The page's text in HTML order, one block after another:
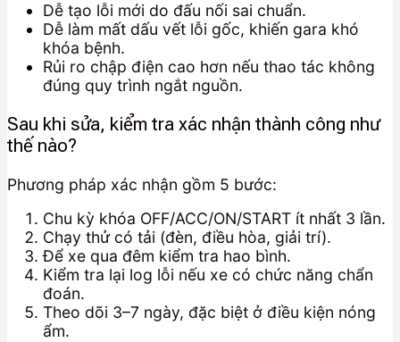
Dễ tạo lỗi mới do đấu nối sai chuẩn.
Dễ làm mất dấu vết lỗi gốc, khiến gara khó
khóa bệnh.
Rủi ro chập điện cao hơn nếu thao tác không
đúng quy trình ngắt nguồn.
Sau khi sửa, kiểm tra xác nhận thành công như
thế nào?
Phương pháp xác nhận gồm 5 bước:
Chu kỳ khóa OFF/ACC/ON/START ít nhất 3 lần.
Chạy thử có tải (đèn, điều hòa, giải trí).
Để xe qua đêm kiểm tra hao bình.
Kiểm tra lại log lỗi nếu xe có chức năng chẩn
đoán.
Theo dõi 3–7 ngày, đặc biệt ở điều kiện nóng
ẩm.